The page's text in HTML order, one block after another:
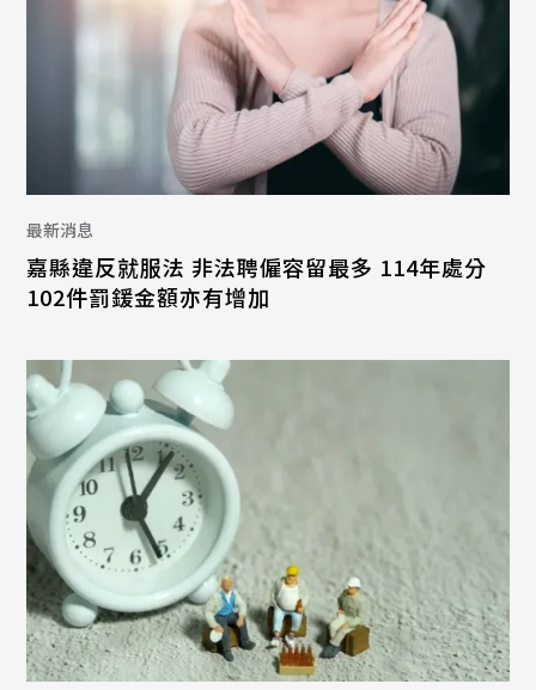
最新消息
嘉縣違反就服法 非法聘僱容留最多 114年處分
102件罰鍰金額亦有增加